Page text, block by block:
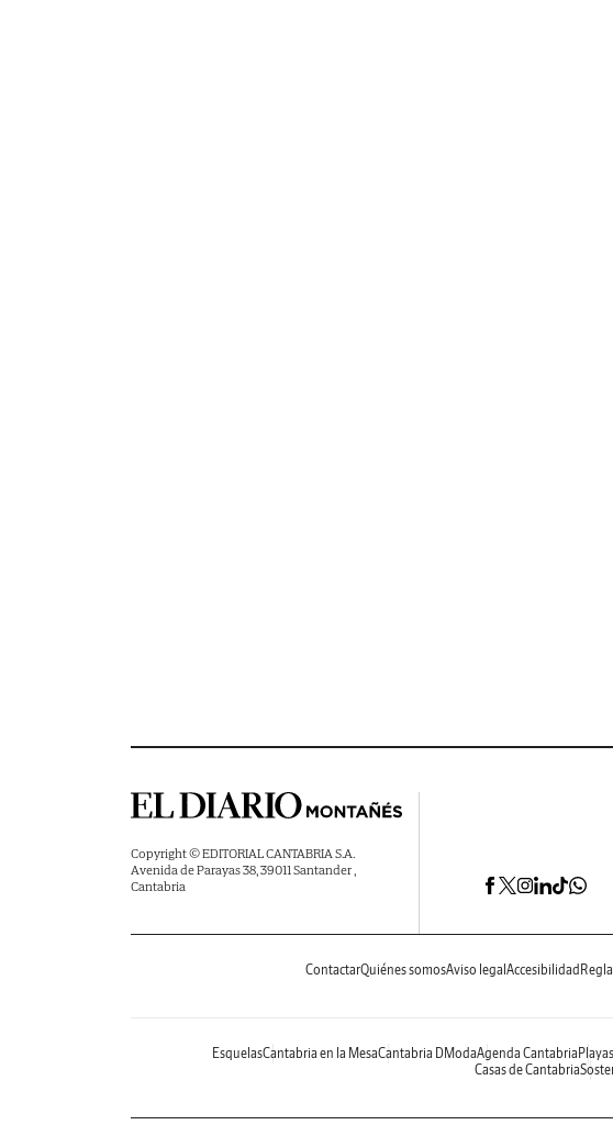
Copyright © EDITORIAL CANTABRIA S.A.
Avenida de Parayas 38, 39011 Santander ,
Cantabria
ContactarQuiénes somosAviso legal Accesibilidad
EsquelasCantabria en la MesaCantabria DModaAgenda Cantabria Playas
Casas de Cantabria